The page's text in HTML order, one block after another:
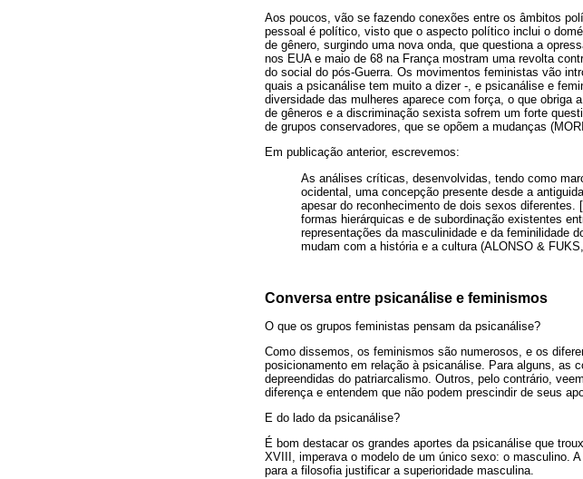
Aos poucos, vão se fazendo conexões entre os âmbitos
pessoal é político, visto que o aspecto político inclui o
de gênero, surgindo uma nova onda, que questiona a
nos EUA e maio de 68 na França mostram uma revolta
do social do pós-Guerra. Os movimentos feministas vão
quais a psicanálise tem muito a dizer -, e psicanálise e
diversidade das mulheres aparece com força, o que
de gêneros e a discriminação sexista sofrem um forte
de grupos conservadores, que se opõem a mudanças
Em publicação anterior, escrevemos:
As análises críticas, desenvolvidas, tendo como
ocidental, uma concepção presente desde a
apesar do reconhecimento de dois sexos
formas hierárquicas e de subordinação existentes
representações da masculinidade e da feminilidade
mudam com a história e a cultura (ALONSO &
Conversa entre psicanálise e feminismos
O que os grupos feministas pensam da psicanálise?
Como dissemos, os feminismos são numerosos, e os
posicionamento em relação à psicanálise. Para alguns, as
depreendidas do patriarcalismo. Outros, pelo contrário,
diferença e entendem que não podem prescindir de seus
E do lado da psicanálise?
É bom destacar os grandes aportes da psicanálise que
XVIII, imperava o modelo de um único sexo: o masculino.
para a filosofia justificar a superioridade masculina.